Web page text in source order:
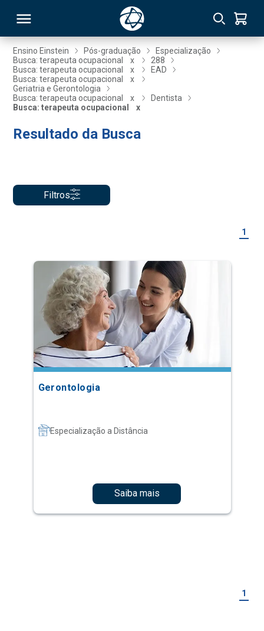
Ensino Einstein Pós-graduação
Especialização
Busca: terapeuta ocupacional
x
288
Busca: terapeuta ocupacional
x
EAD
Busca: terapeuta ocupacional
x
Geriatria e Gerontologia
Busca: terapeuta ocupacional
x
Dentista
Busca: terapeuta ocupacional
x
Resultado da Busca
Filtros
1
Gerontologia
Especialização a Distância
Saiba mais
1